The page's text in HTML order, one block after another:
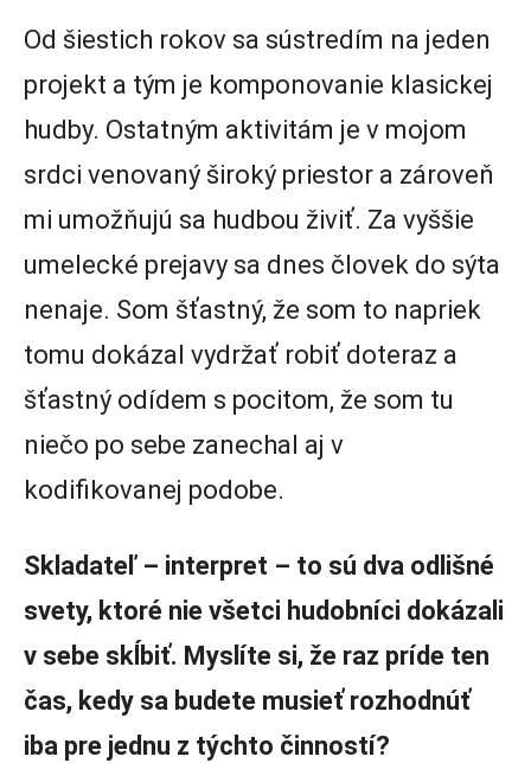
Od šiestich rokov sa sústredím na jeden
projekt a tým je komponovanie klasickej
hudby. Ostatným aktivitám je v mojom
srdci venovaný široký priestor a zároveň
mi umožňujú sa hudbou živiť. Za vyššie
umelecké prejavy sa dnes človek do sýta
nenaje. Som šťastný, že som to napriek
tomu dokázal vydržať robiť doteraz a
šťastný odídem s pocitom, že som tu
niečo po sebe zanechal aj v
kodifikovanej podobe.
Skladateľ – interpret – to sú dva odlišné
svety, ktoré nie všetci hudobníci dokázali
v sebe skĺbiť. Myslíte si, že raz príde ten
čas, kedy sa budete musieť rozhodnúť
iba pre jednu z týchto činností?